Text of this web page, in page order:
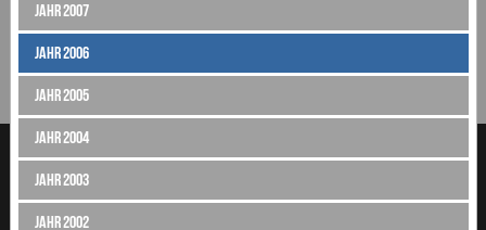
Jahr 2007
Jahr 2006
Jahr 2005
Jahr 2004
Jahr 2003
Jahr 2002